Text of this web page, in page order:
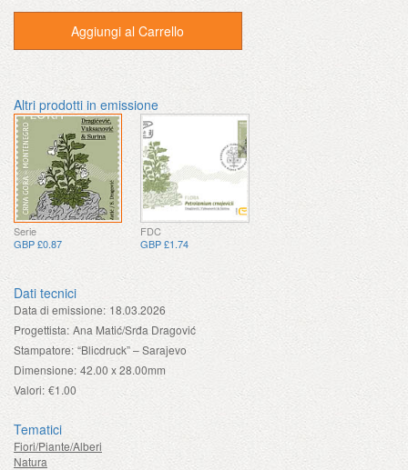
Aggiungi al Carrello
Altri prodotti in emissione
Serie
GBP £0.87
FDC
GBP £1.74
Dati tecnici
Data di emissione: 18.03.2026
Progettista: Ana Matić/Srđa Dragović
Stampatore: “Blicdruck” – Sarajevo
Dimensione: 42.00 x 28.00mm
Valori: €1.00
Tematici
Fiori/Piante/Alberi
Natura